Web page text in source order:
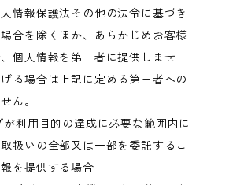
情報保護法その他の法令に基づき
合を除くほか、あらかじめお客様
個人情報を第三者に提供しませ
る場合は上記に定める第三者への
ん。
が利用目的の達成に必要な範囲内に
扱いの全部又は一部を委託するこ
を提供する場合